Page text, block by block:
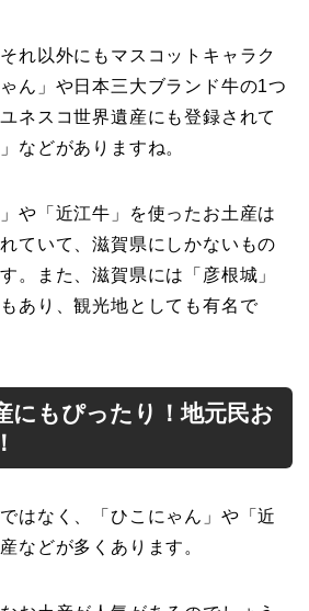
れ以外にもマスコットキャラク
ん」や日本三大ブランド牛の1つ
ネスコ世界遺産にも登録されて
などがありますね。
や「近江牛」を使ったお土産は
ていて、滋賀県にしかないもの
。また、滋賀県には「彦根城」
あり、観光地としても有名で
にもぴったり！地元民お
はなく、「ひこにゃん」や「近
などが多くあります。